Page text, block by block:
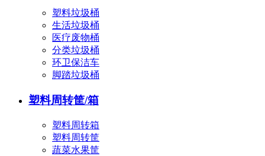
塑料垃圾桶
生活垃圾桶
医疗废物桶
分类垃圾桶
环卫保洁车
脚踏垃圾桶
塑料周转筐/箱
塑料周转箱
塑料周转筐
蔬菜水果筐